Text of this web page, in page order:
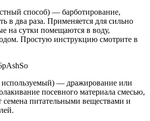
способ) — барботирование,
в два раза. Применяется для сильно
на сутки помещаются в воду,
Простую инструкцию смотрите в
используемый) — дражирование или
посевного материала смесью,
семена питательными веществами и